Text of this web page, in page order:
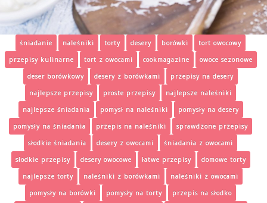
śniadanie naleśniki torty desery borówki
tort owocowy
przepisy kulinarne
tort z owocami cookmagazine
owoce sezonowe
deser borówkowy
desery z borówkami
przepisy na desery
najlepsze przepisy
proste przepisy
najlepsze naleśniki
najlepsze śniadania
pomysł na naleśniki
pomysły na desery
pomysły na śniadania
przepis na naleśniki
sprawdzone przepisy
słodkie śniadania
desery z owocami
śniadania z owocami
słodkie przepisy
desery owocowe łatwe przepisy
domowe torty
najlepsze torty
naleśniki z borówkami
naleśniki z owocami
pomysły na borówki
pomysły na torty przepis na słodko